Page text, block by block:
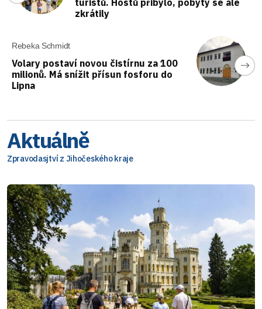
turistů. Hostů přibylo, pobyty se ale
zkrátily
Rebeka Schmidt
Volary postaví novou čistírnu za 100
milionů. Má snížit přísun fosforu do
Lipna
Aktuálně
Zpravodasjtví z Jihočeského kraje